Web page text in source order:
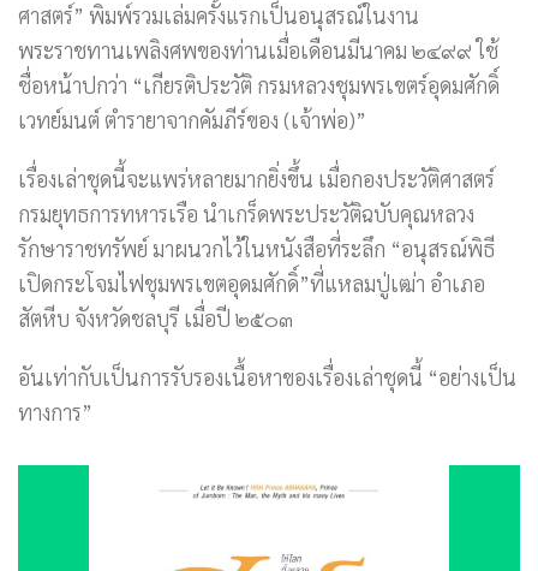
ศาสตร์” พิมพ์รวมเล่มครั้งแรกเป็นอนุสรณ์ในงาน
พระราชทานเพลิงศพของท่านเมื่อเดือนมีนาคม ๒๔๙๙ ใช้
ชื่อหน้าปกว่า “เกียรติประวัติ กรมหลวงชุมพรเขตร์อุดมศักดิ์
เวทย์มนต์ ตำรายาจากคัมภีร์ของ (เจ้าพ่อ)”
เรื่องเล่าชุดนี้จะแพร่หลายมากยิ่งขึ้น เมื่อกองประวัติศาสตร์
กรมยุทธการทหารเรือ นำเกร็ดพระประวัติฉบับคุณหลวง
รักษาราชทรัพย์ มาผนวกไว้ในหนังสือที่ระลึก “อนุสรณ์พิธี
เปิดกระโจมไฟชุมพรเขตอุดมศักดิ์”ที่แหลมปู่เฒ่า อำเภอ
สัตหีบ จังหวัดชลบุรี เมื่อปี ๒๕๐๓
อันเท่ากับเป็นการรับรองเนื้อหาของเรื่องเล่าชุดนี้ “อย่างเป็น
ทางการ”